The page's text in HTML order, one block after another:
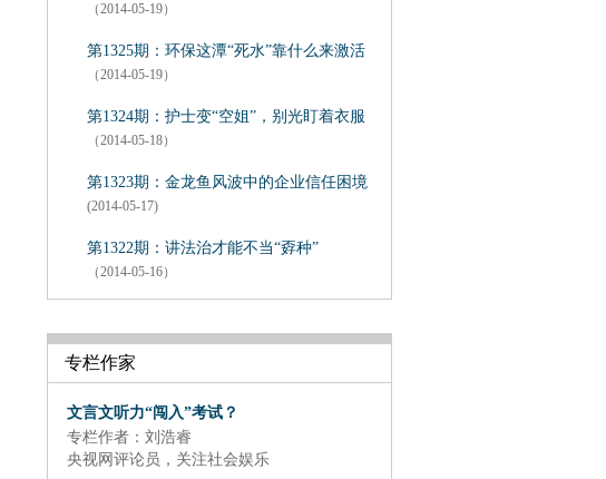
（2014-05-19）
第1325期：环保这潭“死水”靠什么来激活
（2014-05-19）
第1324期：护士变“空姐”，别光盯着衣服
（2014-05-18）
第1323期：金龙鱼风波中的企业信任困境
(2014-05-17)
第1322期：讲法治才能不当“孬种”
（2014-05-16）
专栏作家
文言文听力“闯入”考试？
专栏作者：刘浩睿
央视网评论员，关注社会娱乐